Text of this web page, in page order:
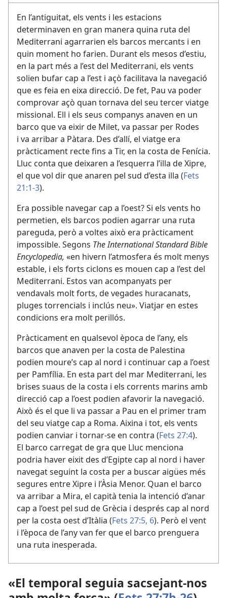
En l’antiguitat, els vents i les estacions
determinaven en gran manera quina ruta del
Mediterrani agarrarien els barcos mercants i en
quin moment ho farien. Durant els mesos d’estiu,
en la part més a l’est del Mediterrani, els vents
solien bufar cap a l’est i açò facilitava la navegació
que es feia en eixa direcció. De fet, Pau va poder
comprovar açò quan tornava del seu tercer viatge
missional. Ell i els seus companys anaven en un
barco que va eixir de Milet, va passar per Rodes
i va arribar a Pàtara. Des d’allí, el viatge era
pràcticament recte fins a Tir, en la costa de Fenícia.
Lluc conta que deixaren a l’esquerra l’illa de Xipre,
el que vol dir que anaren pel sud d’esta illa (Fets
21:1-3).
Era possible navegar cap a l’oest? Si els vents ho
permetien, els barcos podien agarrar una ruta
pareguda, però a voltes això era pràcticament
impossible. Segons The International Standard Bible
Encyclopedia, «en hivern l’atmosfera és molt menys
estable, i els forts ciclons es mouen cap a l’est del
Mediterrani. Estos van acompanyats per
vendavals molt forts, de vegades huracanats,
pluges torrencials i inclús neu». Viatjar en estes
condicions era molt perillós.
Pràcticament en qualsevol època de l’any, els
barcos que anaven per la costa de Palestina
podien moure’s cap al nord i continuar cap a l’oest
per Pamfília. En esta part del mar Mediterrani, les
brises suaus de la costa i els corrents marins amb
direcció cap a l’oest podien afavorir la navegació.
Això és el que li va passar a Pau en el primer tram
del seu viatge cap a Roma. Aixina i tot, els vents
podien canviar i tornar-se en contra (Fets 27:4).
El barco carregat de gra que Lluc menciona
podria haver eixit des d’Egipte cap al nord i haver
navegat seguint la costa per a buscar aigües més
segures entre Xipre i l’Àsia Menor. Quan el barco
va arribar a Mira, el capità tenia la intenció d’anar
cap a l’oest pel sud de Grècia i després cap al nord
per la costa oest d’Itàlia (Fets 27:5, 6). Però el vent
i l’època de l’any van fer que el barco prenguera
una ruta inesperada.
«El temporal seguia sacsejant-nos